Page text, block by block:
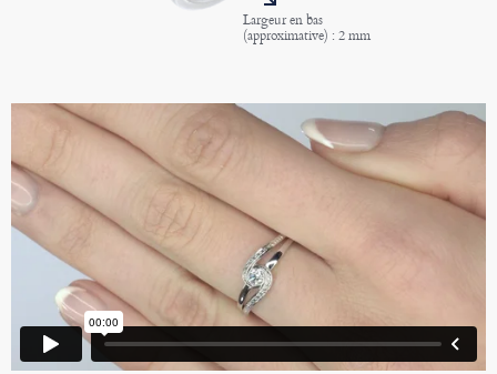
Largeur en bas
(approximative) : 2 mm